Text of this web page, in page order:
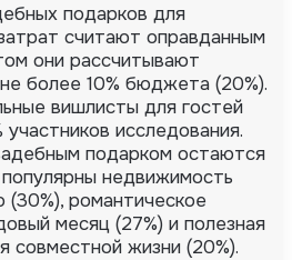
подарков для
считают оправданным
они рассчитывают
более 10% бюджета (20%).
вишлисты для гостей
исследования.
подарком остаются
недвижимость
романтическое
месяц (27%) и полезная
совместной жизни (20%).